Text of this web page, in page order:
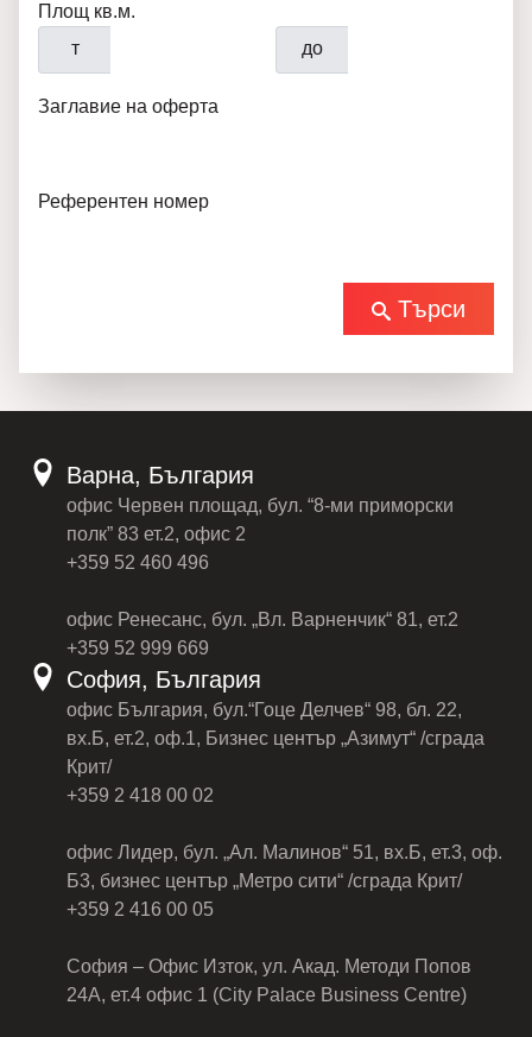
Площ кв.м.
т
до
Заглавие на оферта
Референтен номер
Търси
Варна, България
офис Червен площад, бул. “8-ми приморски
полк” 83 ет.2, офис 2
+359 52 460 496
офис Ренесанс, бул. „Вл. Варненчик“ 81, ет.2
+359 52 999 669
София, България
офис България, бул.“Гоце Делчев“ 98, бл. 22,
вх.Б, ет.2, оф.1, Бизнес център „Азимут“ /сграда
Крит/
+359 2 418 00 02
офис Лидер, бул. „Ал. Малинов“ 51, вх.Б, ет.3, оф.
Б3, бизнес център „Метро сити“ /сграда Крит/
+359 2 416 00 05
София – Офис Изток, ул. Акад. Методи Попов
24А, ет.4 офис 1 (City Palace Business Centre)